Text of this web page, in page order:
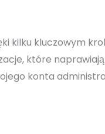
kilku kluczowym
które
konta